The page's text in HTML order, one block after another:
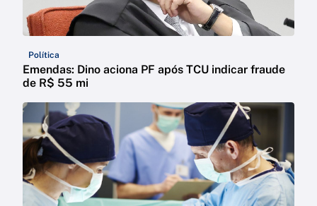
Política
Emendas: Dino aciona PF após TCU indicar fraude
de R$ 55 mi